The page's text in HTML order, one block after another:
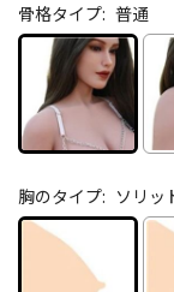
骨格タイプ: 普通
胸のタイプ: ソリッ